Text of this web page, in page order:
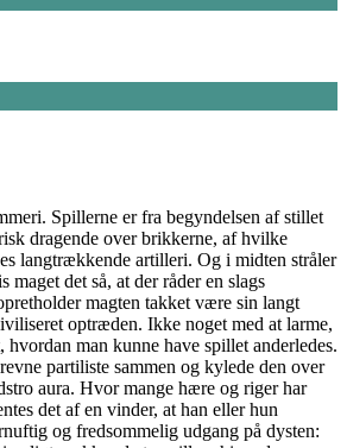
Spillerne er fra begyndelsen af stillet
dragende over brikkerne, af hvilke
langtrækkende artilleri. Og i midten stråler
det så, at der råder en slags
magten takket være sin langt
optræden. Ikke noget med at larme,
man kunne have spillet anderledes.
partiliste sammen og kylede den over
aura. Hvor mange hære og riger har
det af en vinder, at han eller hun
og fredsommelig udgang på dysten: